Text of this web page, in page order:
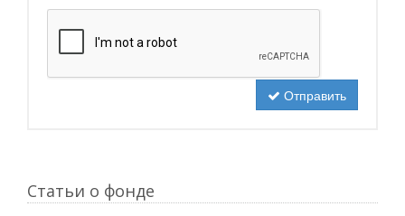
Отправить
Статьи о фонде